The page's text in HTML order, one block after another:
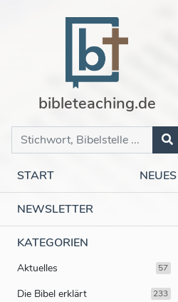
bibleteaching.de
START NEUES
NEWSLETTER
KATEGORIEN
Aktuelles 57
Die Bibel erklärt 233